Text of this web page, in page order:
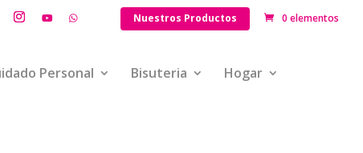
Nuestros Productos 0 elementos
Personal Bisuteria Hogar